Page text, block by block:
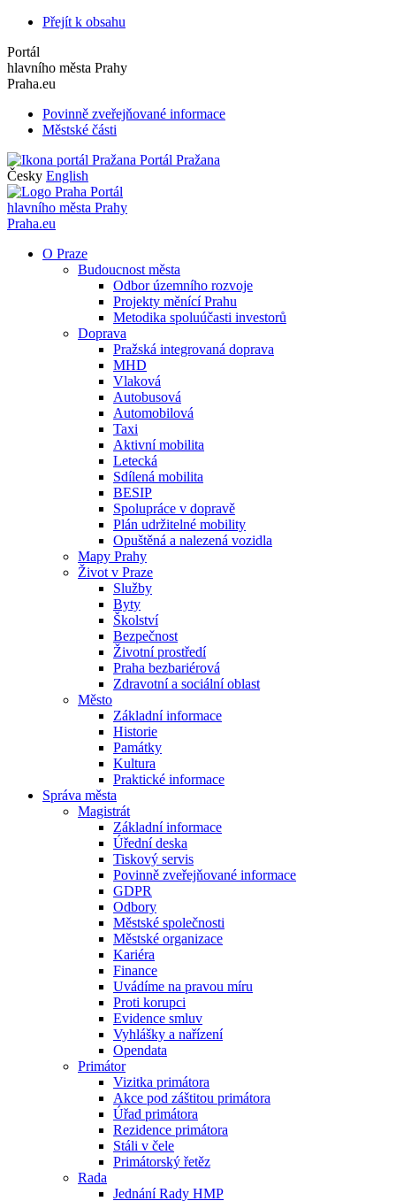
Přejít k obsahu
Portál
hlavního města Prahy
Praha.eu
Povinně zveřejňované informace
Městské části
Portál Pražana
Česky English
Portál
hlavního města Prahy
Praha.eu
O Praze
Budoucnost města
Odbor územního rozvoje
Projekty měnící Prahu
Metodika spoluúčasti investorů
Doprava
Pražská integrovaná doprava
MHD
Vlaková
Autobusová
Automobilová
Taxi
Aktivní mobilita
Letecká
Sdílená mobilita
BESIP
Spolupráce v dopravě
Plán udržitelné mobility
Opuštěná a nalezená vozidla
Mapy Prahy
Život v Praze
Služby
Byty
Školství
Bezpečnost
Životní prostředí
Praha bezbariérová
Zdravotní a sociální oblast
Město
Základní informace
Historie
Památky
Kultura
Praktické informace
Správa města
Magistrát
Základní informace
Úřední deska
Tiskový servis
Povinně zveřejňované informace
GDPR
Odbory
Městské společnosti
Městské organizace
Kariéra
Finance
Uvádíme na pravou míru
Proti korupci
Evidence smluv
Vyhlášky a nařízení
Opendata
Primátor
Vizitka primátora
Akce pod záštitou primátora
Úřad primátora
Rezidence primátora
Stáli v čele
Primátorský řetěz
Rada
Jednání Rady HMP